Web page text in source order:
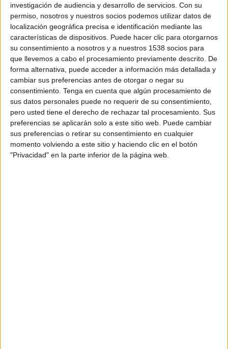
investigación de audiencia y desarrollo de servicios. Con su
permiso, nosotros y nuestros socios podemos utilizar datos de
localización geográfica precisa e identificación mediante las
características de dispositivos. Puede hacer clic para otorgarnos
su consentimiento a nosotros y a nuestros 1538 socios para
que llevemos a cabo el procesamiento previamente descrito. De
forma alternativa, puede acceder a información más detallada y
cambiar sus preferencias antes de otorgar o negar su
consentimiento. Tenga en cuenta que algún procesamiento de
sus datos personales puede no requerir de su consentimiento,
pero usted tiene el derecho de rechazar tal procesamiento. Sus
preferencias se aplicarán solo a este sitio web. Puede cambiar
sus preferencias o retirar su consentimiento en cualquier
momento volviendo a este sitio y haciendo clic en el botón
"Privacidad" en la parte inferior de la página web.
Producto/servicio: Coches
Sector: Automoción
Agencia: Innocean Worldwide Spain
Directora general: Nines Alcalde
Director creativo: Santiago Saiegh
Directora de Arte: Flora Vicente
Copy: Santiago Saiegh